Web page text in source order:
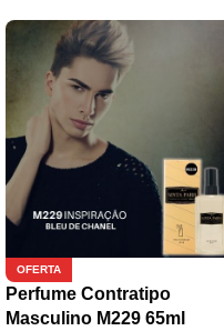
OFERTA
Perfume Contratipo
Masculino M229 65ml